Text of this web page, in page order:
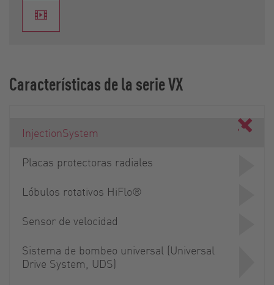
Características de la serie VX
InjectionSystem
Placas protectoras radiales
Lóbulos rotativos HiFlo®
Sensor de velocidad
Sistema de bombeo universal (Universal
Drive System, UDS)